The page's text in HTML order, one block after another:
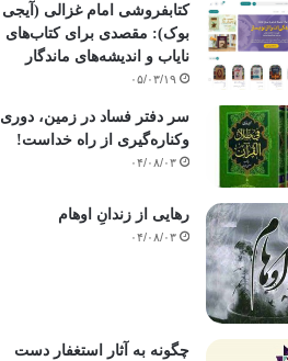
کتابفروشی امام غزالی (آیجی
بوک): مقصدی برای کتاب‌های
نایاب و اندیشه‌های ماندگار
۰۵/۰۳/۱۹
سر دفتر فساد در زمین‌، دوری
وکناره‌گیری از راه خداست‌!
۰۴/۰۸/۰۳
رهایی از زندانِ اوهام
۰۴/۰۸/۰۳
چگونه به آثار استغفار دست